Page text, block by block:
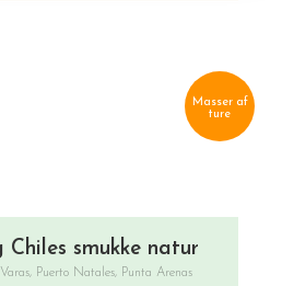
Masser af
ture
smukke natur
Puerto Natales, Punta Arenas